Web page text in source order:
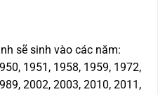
sẽ sinh vào các năm:
1951, 1958, 1959, 1972,
2002, 2003, 2010, 2011,